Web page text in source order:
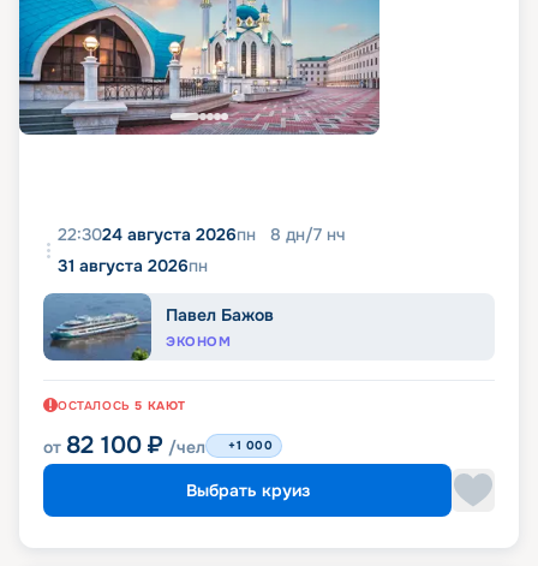
22:3024 августа 2026пн 8 дн/7 нч
31 августа 2026пн
Павел Бажов
ЭКОНОМ
ОСТАЛОСЬ 5 КАЮТ
от 82 100 ₽ /чел +1 000
Выбрать круиз